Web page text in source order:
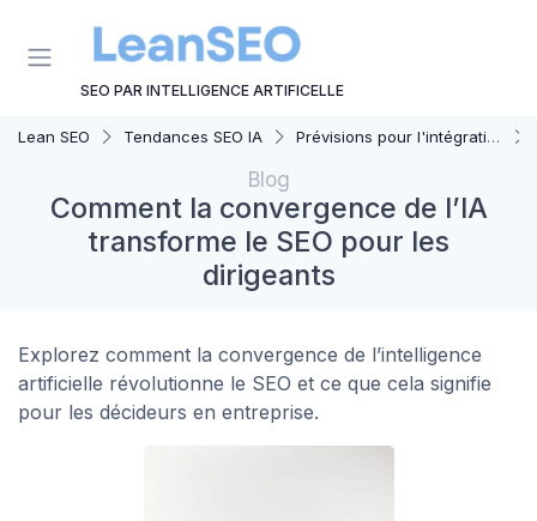
SEO PAR INTELLIGENCE ARTIFICELLE
Lean SEO Tendances SEO IA Prévisions pour l'intégration IA et SEO
Blog
Comment la convergence de l’IA
transforme le SEO pour les
dirigeants
Explorez comment la convergence de l’intelligence
artificielle révolutionne le SEO et ce que cela signifie
pour les décideurs en entreprise.